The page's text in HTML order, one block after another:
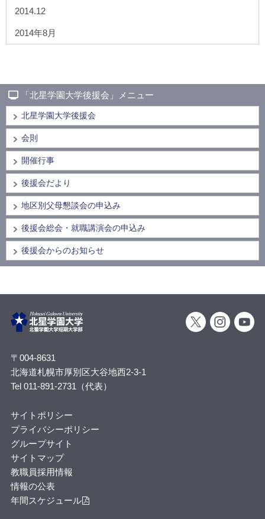
2014.12
2014年8月
「北星学園大学後援会」メニュー
北星学園大学後援会
会則
開催行事
後援会だより
地区別父母懇談会の申込み
後援会総会・就職講演会の申込み
後援会からのお知らせ
〒004-8631
北海道札幌市厚別区大谷地西2-3-1
Tel 011-891-2731（代表）
サイトポリシー
プライバシーポリシー
グループサイト
サイトマップ
教職員採用情報
情報の公表
年間スケジュール